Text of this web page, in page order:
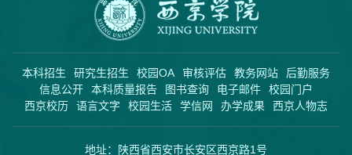
本科招生 研究生招生 校园OA 审核评估 教务网站
后勤服务
信息公开
本科质量报告 图书查询 电子邮件
校园门户
西京校历
语言文字 校园生活 学信网 办学成果 西京人物志
地址：陕西省西安市长安区西京路1号